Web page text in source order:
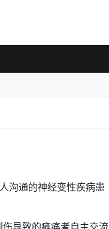
沟通的神经变性疾病患